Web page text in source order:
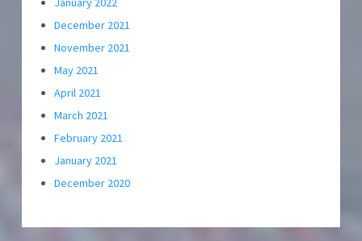
December 2021
November 2021
May 2021
April 2021
March 2021
February 2021
January 2021
December 2020